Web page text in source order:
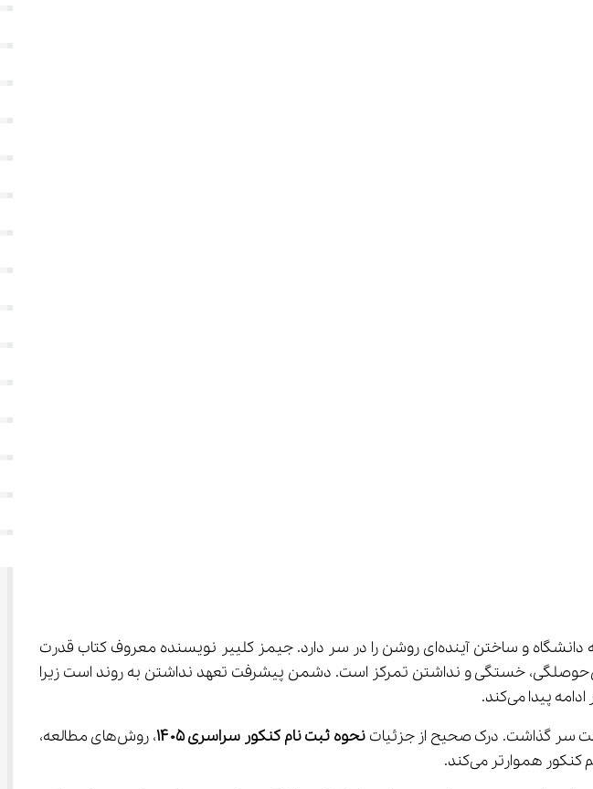
یکی از مراحل مهم و تعیین‌کننده برای هر داوطلبی است که رویای ورود به دانشگاه و ساختن آینده‌ای روشن را در سر دارد. جیمز کلییر نویسنده معروف کتاب قدرت
شروع ناقص معتقد هست که: دشمن پیشرفت نه شکست است، نه موفقیت. دشمن پیشرفت بی‌حوصلگی، خستگی و نداشتن تمرکز است. دشمن پیشرفت تعهد نداشتن به روند است زیرا
نحوه ثبت نام کنکور سراسری ۱۴۰۵
، روش‌های مطالعه،
هموارتر می‌کند.